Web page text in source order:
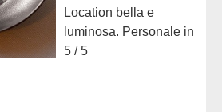
Location bella e
luminosa. Personale in
sala professionale e
5 / 5